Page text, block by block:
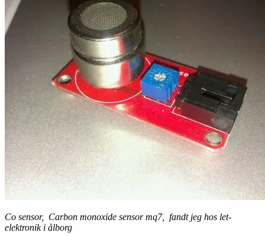
Co sensor, Carbon monoxide sensor mq7, fandt jeg hos let-
elektronik i ålborg